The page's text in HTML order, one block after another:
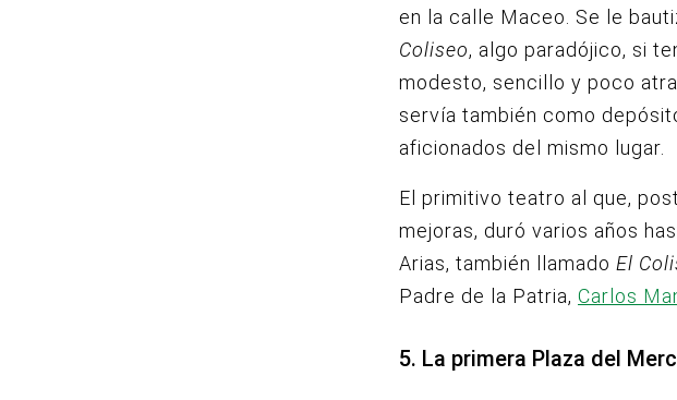
en la calle Maceo. Se le
Coliseo, algo paradójico, si
modesto, sencillo y poco
servía también como
aficionados del mismo lugar.
El primitivo teatro al que,
mejoras, duró varios años
Arias, también llamado El
Padre de la Patria, Carlos
5. La primera Plaza del